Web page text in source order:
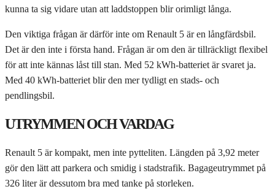
kunna ta sig vidare utan att laddstoppen blir orimligt långa.
Den viktiga frågan är därför inte om Renault 5 är en långfärdsbil.
Det är den inte i första hand. Frågan är om den är tillräckligt flexibel
för att inte kännas låst till stan. Med 52 kWh-batteriet är svaret ja.
Med 40 kWh-batteriet blir den mer tydligt en stads- och
pendlingsbil.
UTRYMMEN OCH VARDAG
Renault 5 är kompakt, men inte pytteliten. Längden på 3,92 meter
gör den lätt att parkera och smidig i stadstrafik. Bagageutrymmet på
326 liter är dessutom bra med tanke på storleken.